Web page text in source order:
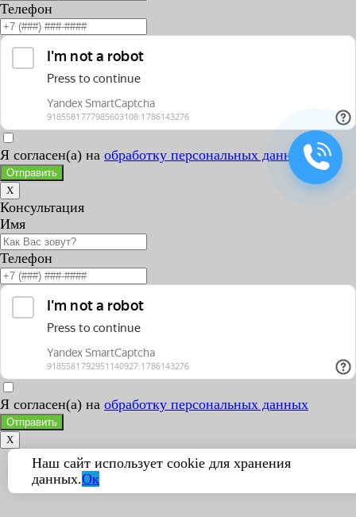
Телефон
Я согласен(а) на обработку персональных данных
Отправить
X
Консультация
Имя
Телефон
Я согласен(а) на обработку персональных данных
Отправить
X
Наш сайт использует cookie для хранения
данных.Ок